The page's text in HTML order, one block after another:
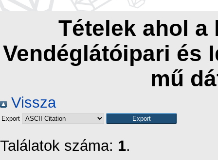
Tételek ahol
Vendéglátóipari és
mű
Vissza
Export
Találatok száma: 1.